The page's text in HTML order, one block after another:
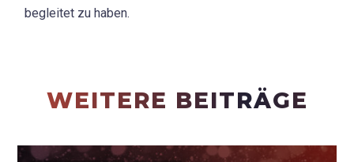
begleitet zu haben.
WEITERE BEITRÄGE